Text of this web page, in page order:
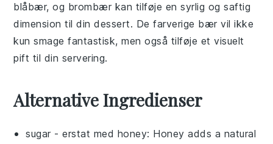
blåbær, og brombær kan tilføje en syrlig og saftig
dimension til din dessert. De farverige bær vil ikke
kun smage fantastisk, men også tilføje et visuelt
pift til din servering.
Alternative Ingredienser
sugar - erstat med honey: Honey adds a natural